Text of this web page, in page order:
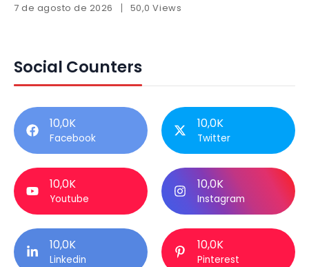
7 de agosto de 2026 50,0 Views
Social Counters
10,0K
Facebook
10,0K
Twitter
10,0K
Youtube
10,0K
Instagram
10,0K
Linkedin
10,0K
Pinterest